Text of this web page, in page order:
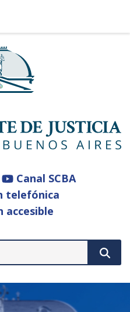
Canal SCBA
telefónica
accesible